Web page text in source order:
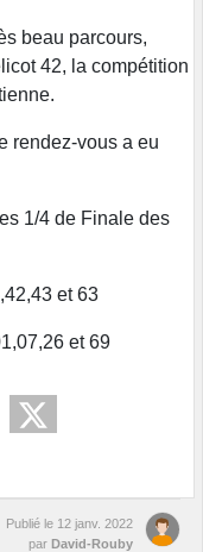
beau parcours,
42, la compétition
rendez-vous a eu
1/4 de Finale des
et 63
et 69
Publié le 12 janv. 2022
par David-Rouby